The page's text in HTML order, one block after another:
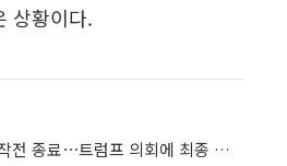
상황이다.
美국무부 "대이란 군사작전 종료⋯트럼프 의회에 최종 통지"